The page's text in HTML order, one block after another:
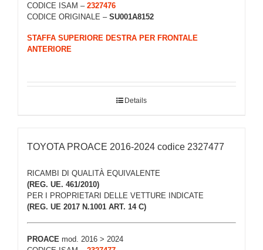
CODICE ISAM – 2327476
CODICE ORIGINALE – SU001A8152
STAFFA SUPERIORE DESTRA PER FRONTALE
ANTERIORE
Details
TOYOTA PROACE 2016-2024 codice 2327477
RICAMBI DI QUALITÀ EQUIVALENTE
(REG. UE. 461/2010)
PER I PROPRIETARI DELLE VETTURE INDICATE
(REG. UE 2017 N.1001 ART. 14 C)
PROACE mod. 2016 > 2024